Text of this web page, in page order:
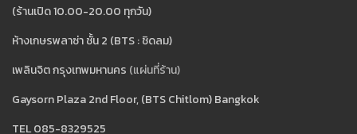
(ร้านเปิด 10.00-20.00 ทุกวัน)
ห้างเกษรพลาซ่า ชั้น 2 (BTS : ชิดลม)
เพลินจิต กรุงเทพมหานคร (แผ่นที่ร้าน)
Gaysorn Plaza 2nd Floor, (BTS Chitlom) Bangkok
TEL 085-8329525